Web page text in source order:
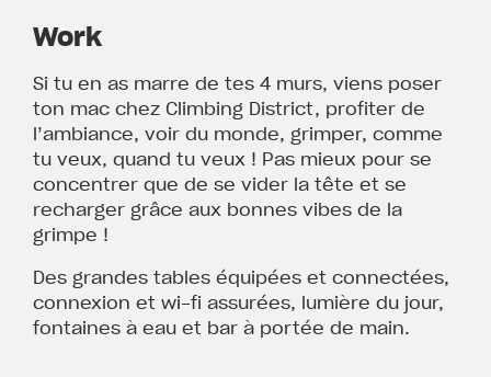
Work
Si tu en as marre de tes 4 murs, viens poser
ton mac chez Climbing District, profiter de
l’ambiance, voir du monde, grimper, comme
tu veux, quand tu veux ! Pas mieux pour se
concentrer que de se vider la tête et se
recharger grâce aux bonnes vibes de la
grimpe !
Des grandes tables équipées et connectées,
connexion et wi-fi assurées, lumière du jour,
fontaines à eau et bar à portée de main.